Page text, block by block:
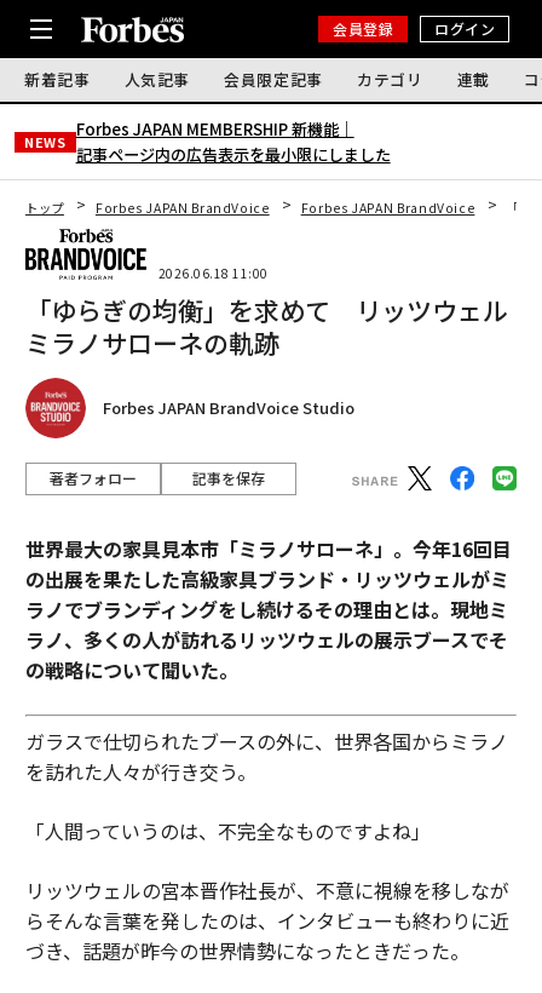
会員登録 ログイン
新着記事 人気記事 会員限定記事 カテゴリ 連載
NEWS
Forbes JAPAN MEMBERSHIP 新機能｜
記事ページ内の広告表示を最小限にしました
トップ Forbes JAPAN BrandVoice Forbes JAPAN BrandVoice 「
2026.06.18 11:00
「ゆらぎの均衡」を求めて リッツウェル
ミラノサローネの軌跡
Forbes JAPAN BrandVoice Studio
著者フォロー 記事を保存
世界最大の家具見本市「ミラノサローネ」。今年16回目
の出展を果たした高級家具ブランド・リッツウェルがミ
ラノでブランディングをし続けるその理由とは。現地ミ
ラノ、多くの人が訪れるリッツウェルの展示ブースでそ
の戦略について聞いた。
ガラスで仕切られたブースの外に、世界各国からミラノ
を訪れた人々が行き交う。
「人間っていうのは、不完全なものですよね」
リッツウェルの宮本晋作社長が、不意に視線を移しなが
らそんな言葉を発したのは、インタビューも終わりに近
づき、話題が昨今の世界情勢になったときだった。